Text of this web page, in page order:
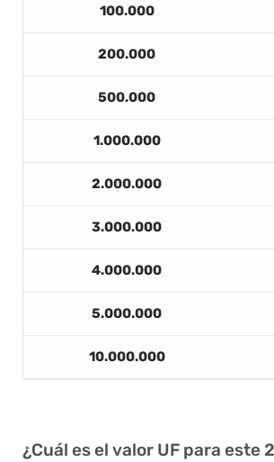
100.000
200.000
500.000
1.000.000
2.000.000
3.000.000
4.000.000
5.000.000
10.000.000
¿Cuál es el valor UF para este